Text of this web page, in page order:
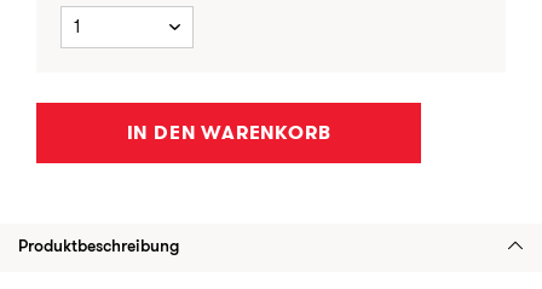
1
IN DEN WARENKORB
Produktbeschreibung